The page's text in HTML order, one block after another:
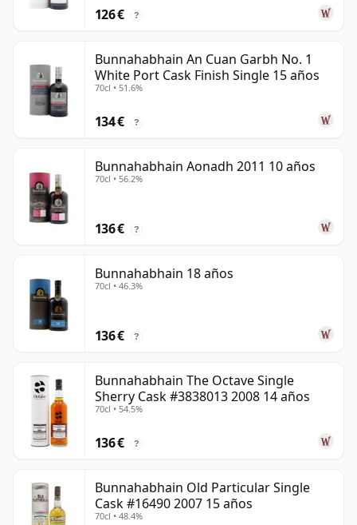
126 € ?
Bunnahabhain An Cuan Garbh No. 1
White Port Cask Finish Single 15 años
70cl • 51.6%
134 € ?
Bunnahabhain Aonadh 2011 10 años
70cl • 56.2%
136 € ?
Bunnahabhain 18 años
70cl • 46.3%
136 € ?
Bunnahabhain The Octave Single
Sherry Cask #3838013 2008 14 años
70cl • 54.5%
136 € ?
Bunnahabhain Old Particular Single
Cask #16490 2007 15 años
70cl • 48.4%